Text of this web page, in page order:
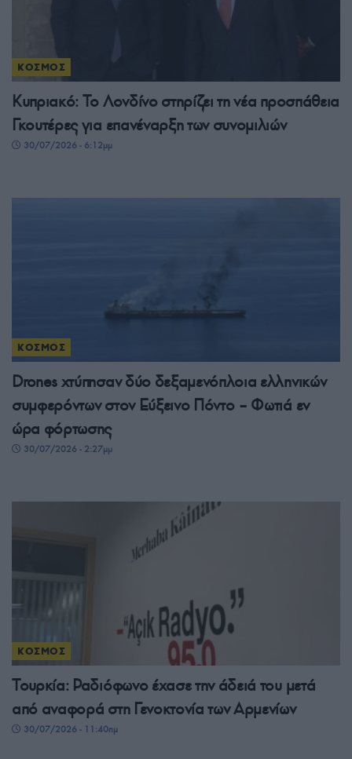
ΚΟΣΜΟΣ
Κυπριακό: Το Λονδίνο στηρίζει τη νέα προσπάθεια
Γκουτέρες για επανέναρξη των συνομιλιών
30/07/2026 - 6:12μμ
ΚΟΣΜΟΣ
Drones χτύπησαν δύο δεξαμενόπλοια ελληνικών
συμφερόντων στον Εύξεινο Πόντο – Φωτιά εν
ώρα φόρτωσης
30/07/2026 - 2:27μμ
ΚΟΣΜΟΣ
Τουρκία: Ραδιόφωνο έχασε την άδειά του μετά
από αναφορά στη Γενοκτονία των Αρμενίων
30/07/2026 - 11:40πμ